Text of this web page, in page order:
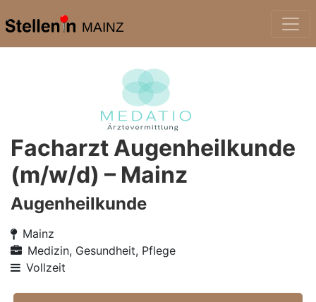
MAINZ
Facharzt Augenheilkunde
(m/w/d) – Mainz
Augenheilkunde
Mainz
Medizin, Gesundheit, Pflege
Vollzeit